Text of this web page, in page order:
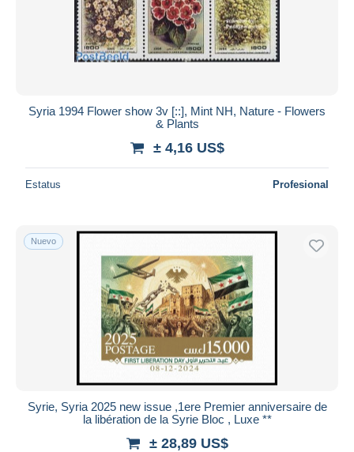
Aplicar
Syria 1994 Flower show 3v [::], Mint NH, Nature - Flowers
& Plants
± 4,16 US$
Estatus Profesional
Nuevo
Syrie, Syria 2025 new issue ,1ere Premier anniversaire de
la libération de la Syrie Bloc , Luxe **
± 28,89 US$